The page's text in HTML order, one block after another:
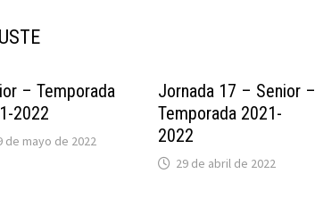
– Temporada
2022
de mayo de 2022
Jornada 17 – Senior –
Temporada 2021-
2022
29 de abril de 2022